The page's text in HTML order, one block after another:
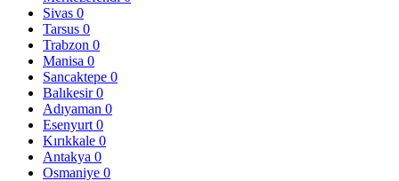
Sivas 0
Tarsus 0
Trabzon 0
Manisa 0
Sancaktepe 0
Balıkesir0
Adıyaman 0
Esenyurt 0
Kırıkkale 0
Antakya 0
Osmaniye 0